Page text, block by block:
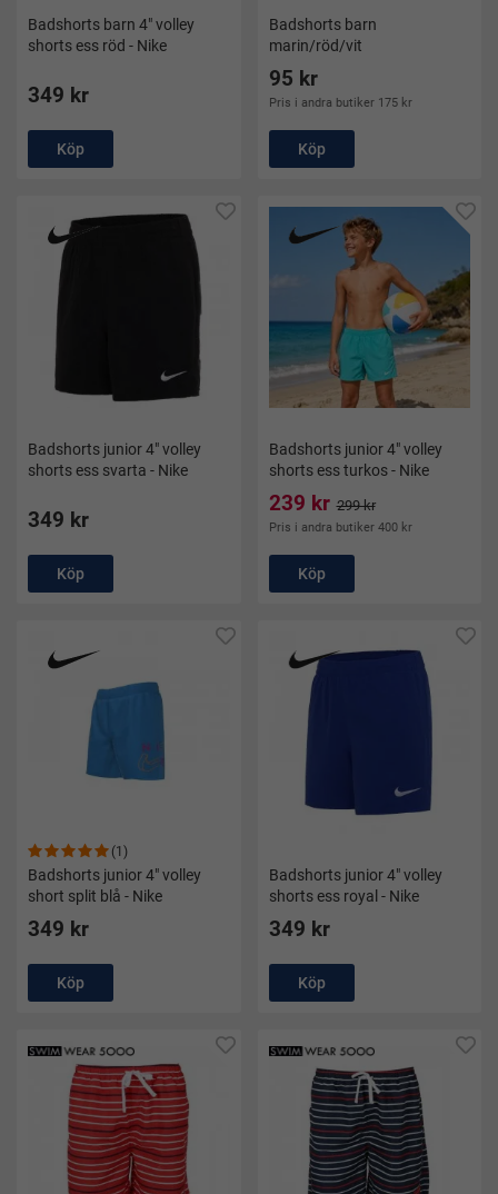
Badshorts barn 4" volley
shorts ess röd - Nike
349 kr
Köp
Badshorts barn
marin/röd/vit
95 kr
Pris i andra butiker 175 kr
Köp
Badshorts junior 4" volley
shorts ess svarta - Nike
349 kr
Köp
Badshorts junior 4" volley
shorts ess turkos - Nike
239 kr 299 kr
Pris i andra butiker 400 kr
Köp
(1)
Badshorts junior 4" volley
short split blå - Nike
349 kr
Köp
Badshorts junior 4" volley
shorts ess royal - Nike
349 kr
Köp